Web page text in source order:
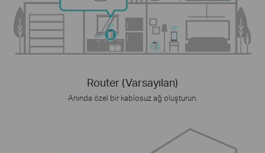
Router (Varsayılan)
Anında özel bir kablosuz ağ oluşturun.